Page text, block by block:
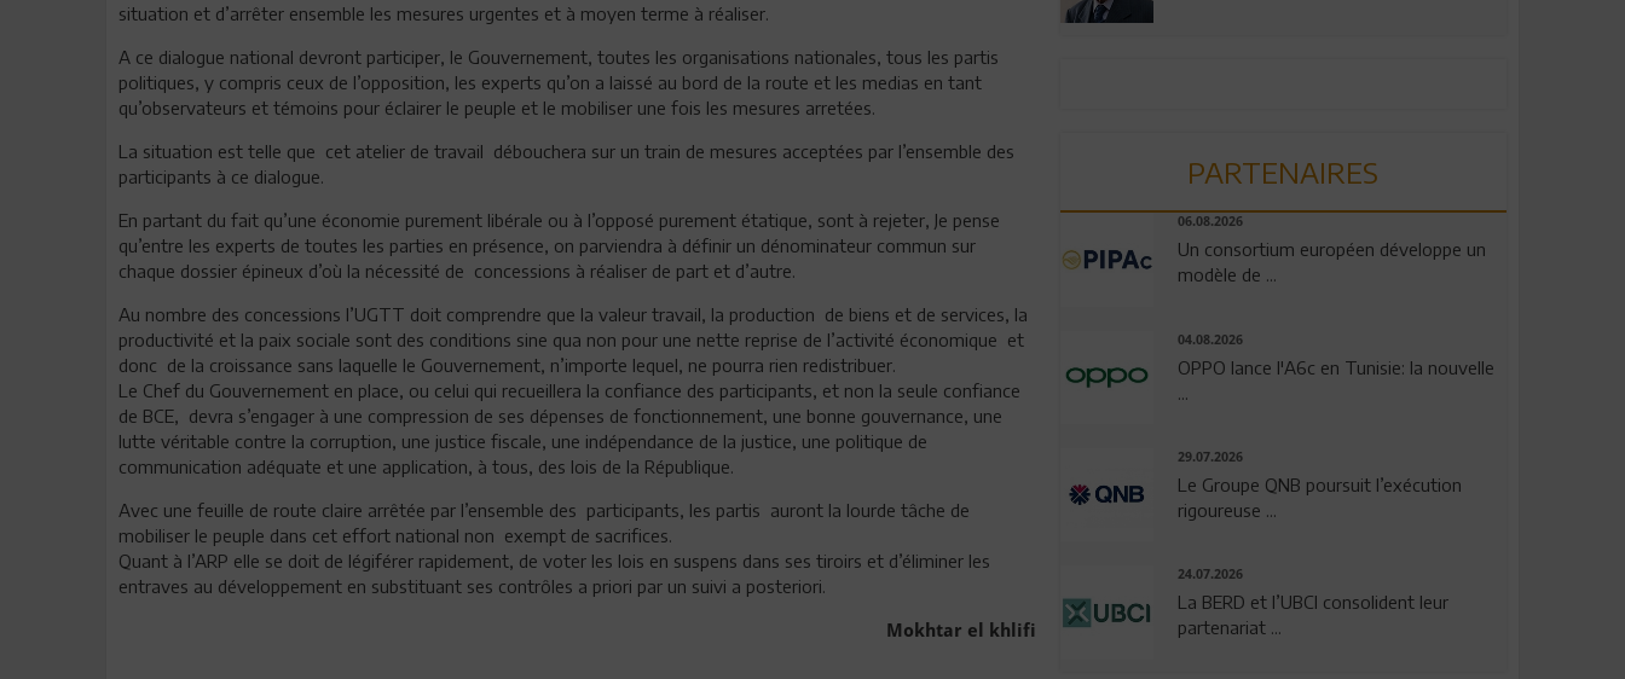
situation et d’arrêter ensemble les mesures urgentes et à moyen terme à réaliser.
A ce dialogue national devront participer, le Gouvernement, toutes les organisations nationales, tous les partis
politiques, y compris ceux de l’opposition, les experts qu’on a laissé au bord de la route et les medias en tant
qu’observateurs et témoins pour éclairer le peuple et le mobiliser une fois les mesures arretées.
La situation est telle que cet atelier de travail débouchera sur un train de mesures acceptées par l’ensemble des
participants à ce dialogue.
En partant du fait qu’une économie purement libérale ou à l’opposé purement étatique, sont à rejeter, Je pense
qu’entre les experts de toutes les parties en présence, on parviendra à définir un dénominateur commun sur
chaque dossier épineux d’où la nécessité de concessions à réaliser de part et d’autre.
Au nombre des concessions l’UGTT doit comprendre que la valeur travail, la production de biens et de services, la
productivité et la paix sociale sont des conditions sine qua non pour une nette reprise de l’activité économique et
donc de la croissance sans laquelle le Gouvernement, n’importe lequel, ne pourra rien redistribuer.
Le Chef du Gouvernement en place, ou celui qui recueillera la confiance des participants, et non la seule confiance
de BCE, devra s’engager à une compression de ses dépenses de fonctionnement, une bonne gouvernance, une
lutte véritable contre la corruption, une justice fiscale, une indépendance de la justice, une politique de
communication adéquate et une application, à tous, des lois de la République.
Avec une feuille de route claire arrêtée par l’ensemble des participants, les partis auront la lourde tâche de
mobiliser le peuple dans cet effort national non exempt de sacrifices.
Quant à l’ARP elle se doit de légiférer rapidement, de voter les lois en suspens dans ses tiroirs et d’éliminer les
entraves au développement en substituant ses contrôles a priori par un suivi a posteriori.
Mokhtar el khlifi
PARTENAIRES
06.08.2026
Un consortium européen développe un
modèle de ...
04.08.2026
OPPO lance l'A6c en Tunisie: la nouvelle
...
29.07.2026
Le Groupe QNB poursuit l’exécution
rigoureuse ...
24.07.2026
La BERD et l’UBCI consolident leur
partenariat ...